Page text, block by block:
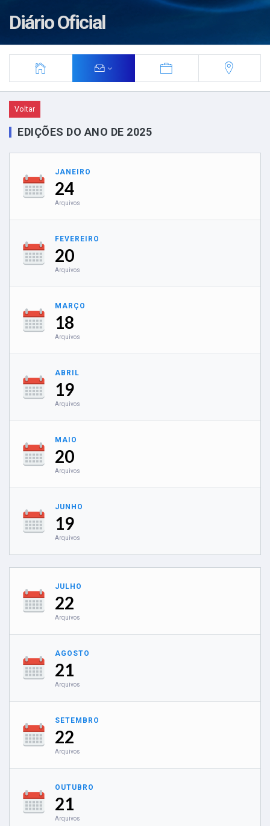
Diário Oficial
Voltar
EDIÇÕES DO ANO DE 2025
JANEIRO
24
Arquivos
FEVEREIRO
20
Arquivos
MARÇO
18
Arquivos
ABRIL
19
Arquivos
MAIO
20
Arquivos
JUNHO
19
Arquivos
JULHO
22
Arquivos
AGOSTO
21
Arquivos
SETEMBRO
22
Arquivos
OUTUBRO
21
Arquivos